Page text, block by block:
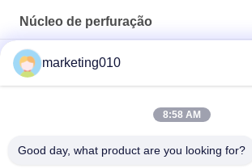
Núcleo de perfuração
SM75 Máquina de perfuração multiuso
Perfeito para projetos de perfuração
Estação de perfuração de núcleo XY-200
marketing010
8:58 AM
Good day, what product are you looking for?